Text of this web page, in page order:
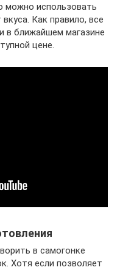
можно использовать
Как правило, все
в ближайшем магазине
цене.
в самогонке
Хотя если позволяет